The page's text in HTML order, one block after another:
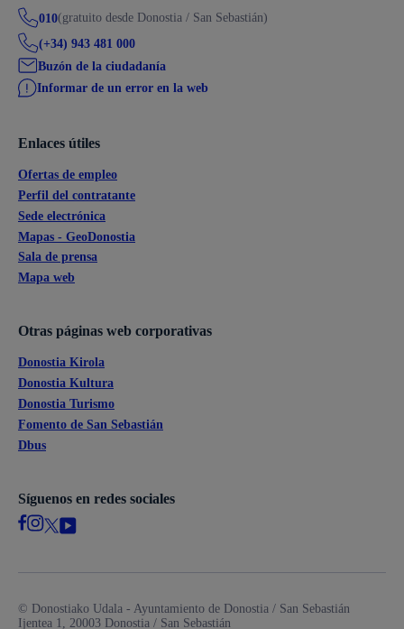
010(gratuito desde Donostia / San Sebastián)
(+34) 943 481 000
Buzón de la ciudadanía
Informar de un error en la web
Enlaces útiles
Ofertas de empleo
Perfil del contratante
Sede electrónica
Mapas - GeoDonostia
Sala de prensa
Mapa web
Otras páginas web corporativas
Donostia Kirola
Donostia Kultura
Donostia Turismo
Fomento de San Sebastián
Dbus
Síguenos en redes sociales
© Donostiako Udala - Ayuntamiento de Donostia / San Sebastián
Ijentea 1, 20003 Donostia / San Sebastián